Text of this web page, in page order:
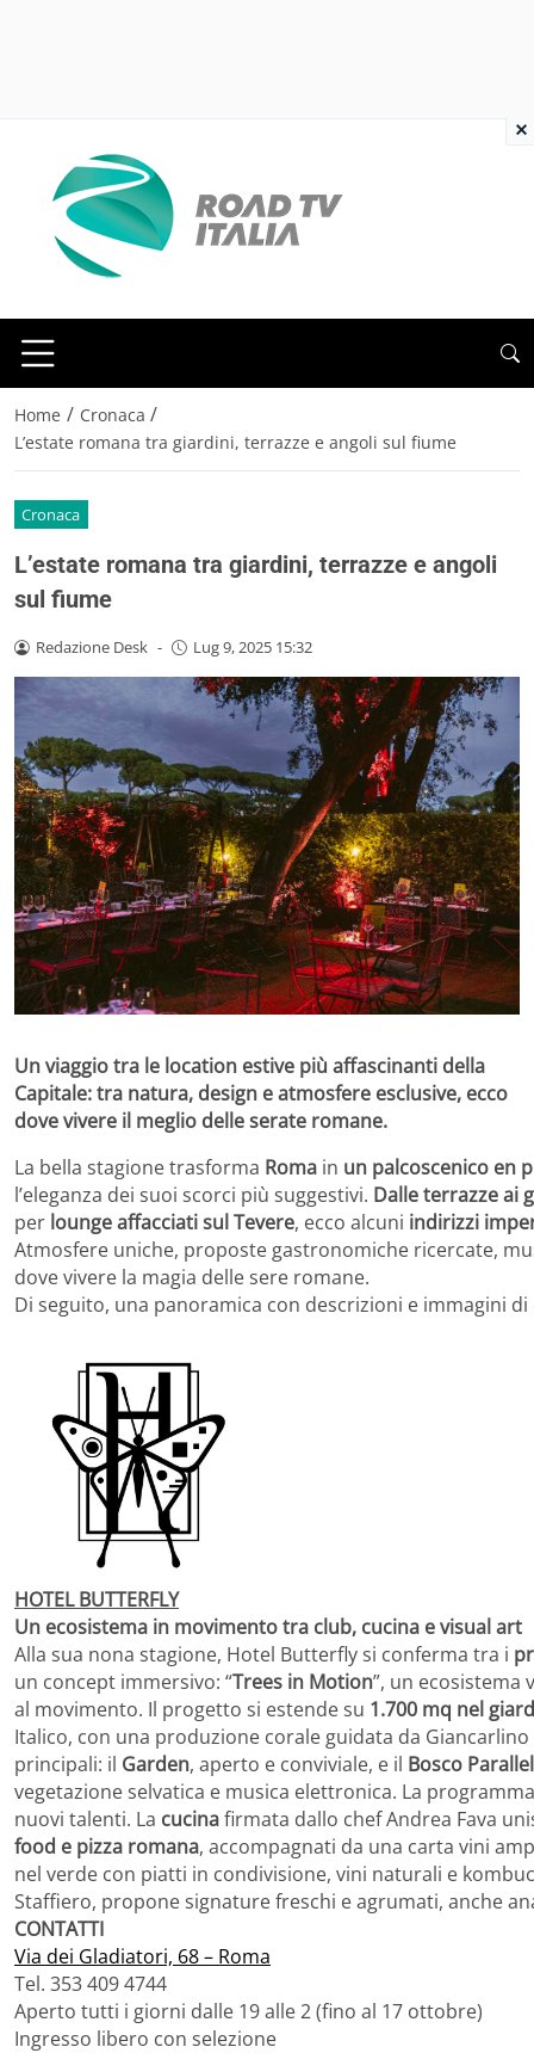
Home / Cronaca /
L’estate romana tra giardini, terrazze e angoli sul fiume
Cronaca
L’estate romana tra giardini, terrazze e angoli
sul fiume
Redazione Desk - Lug 9, 2025 15:32
Un viaggio tra le location estive più affascinanti della
Capitale: tra natura, design e atmosfere esclusive, ecco
dove vivere il meglio delle serate romane.
La bella stagione trasforma Roma in un palcoscenico en
l’eleganza dei suoi scorci più suggestivi. Dalle terrazze ai
per lounge affacciati sul Tevere, ecco alcuni indirizzi
Atmosfere uniche, proposte gastronomiche ricercate,
dove vivere la magia delle sere romane.
Di seguito, una panoramica con descrizioni e immagini
HOTEL BUTTERFLY
Un ecosistema in movimento tra club, cucina e visual art
Alla sua nona stagione, Hotel Butterfly si conferma tra i
un concept immersivo: “Trees in Motion”, un ecosistema
al movimento. Il progetto si estende su 1.700 mq nel
Italico, con una produzione corale guidata da
principali: il Garden, aperto e conviviale, e il Bosco
vegetazione selvatica e musica elettronica. La
nuovi talenti. La cucinafirmata dallo chef Andrea Fava
food e pizza romana, accompagnati da una carta vini
nel verde con piatti in condivisione, vini naturali e
Staffiero, propone signature freschi e agrumati, anche
CONTATTI
Via dei Gladiatori, 68 – Roma
Tel. 353 409 4744
Aperto tutti i giorni dalle 19 alle 2 (fino al 17 ottobre)
Ingresso libero con selezione
×